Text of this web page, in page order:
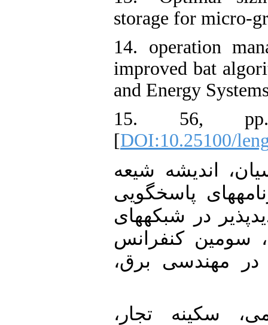
storage for micro-
14. operation
improved bat
and Energy
15. 56,
[DOI:10.25100/
اندیشه شیعه
پاسخگویی
در شبکه‏های
سومین کنفرانس
در مهندسی برق،
سکینه تجار،